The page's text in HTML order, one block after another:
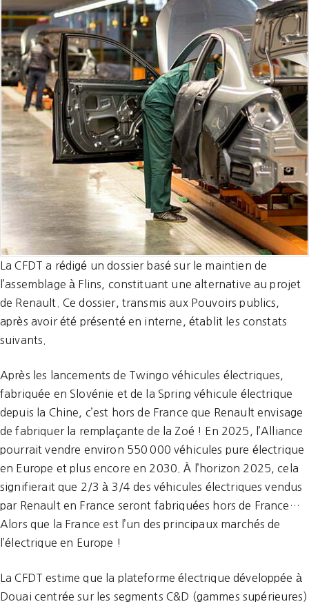
La CFDT a rédigé un dossier basé sur le maintien de
l’assemblage à Flins, constituant une alternative au projet
de Renault. Ce dossier, transmis aux Pouvoirs publics,
après avoir été présenté en interne, établit les constats
suivants.
Après les lancements de Twingo véhicules électriques,
fabriquée en Slovénie et de la Spring véhicule électrique
depuis la Chine, c’est hors de France que Renault envisage
de fabriquer la remplaçante de la Zoé ! En 2025, l’Alliance
pourrait vendre environ 550 000 véhicules pure électrique
en Europe et plus encore en 2030. À l’horizon 2025, cela
signifierait que 2/3 à 3/4 des véhicules électriques vendus
par Renault en France seront fabriquées hors de France…
Alors que la France est l’un des principaux marchés de
l’électrique en Europe !
La CFDT estime que la plateforme électrique développée à
Douai centrée sur les segments C&D (gammes supérieures)